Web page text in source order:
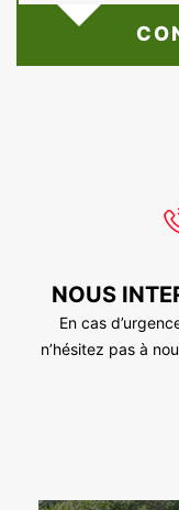
NOUS
En cas
n’hésitez pas à